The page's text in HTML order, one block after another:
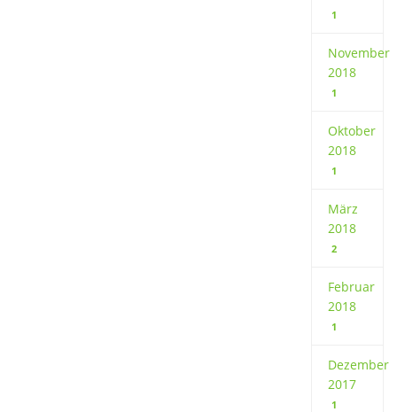
1
November
2018
1
Oktober
2018
1
März
2018
2
Februar
2018
1
Dezember
2017
1